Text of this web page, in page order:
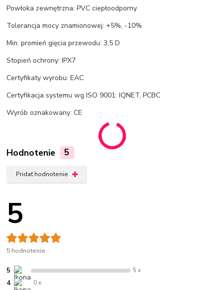
Powłoka zewnętrzna: PVC ciepłoodporny
Tolerancja mocy znamionowej: +5%, -10%
Min. promień gięcia przewodu: 3,5 D
Stopień ochrony: IPX7
Certyfikaty wyrobu: EAC
Certyfikacja systemu wg ISO 9001: IQNET, PCBC
Wyrób oznakowany: CE
Hodnotenie 5
Pridať hodnotenie
5
5 hodnotenie
5 5 x
4 0 x